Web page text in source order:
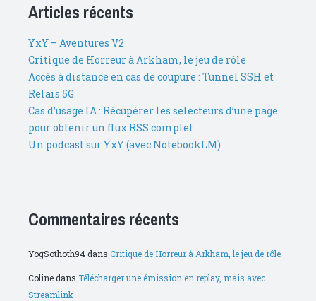
Articles récents
YxY – Aventures V2
Critique de Horreur à Arkham, le jeu de rôle
Accès à distance en cas de coupure : Tunnel SSH et
Relais 5G
Cas d’usage IA : Récupérer les selecteurs d’une page
pour obtenir un flux RSS complet
Un podcast sur YxY (avec NotebookLM)
Commentaires récents
YogSothoth94dans Critique de Horreur à Arkham, le jeu de rôle
Colinedans Télécharger une émission en replay, mais avec
Streamlink